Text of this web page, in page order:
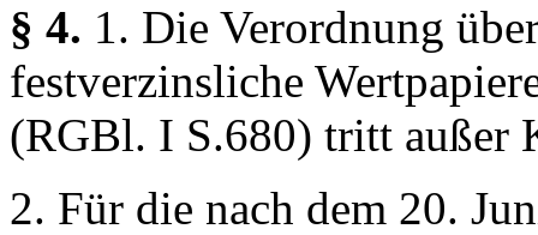
§ 4. 1. Die Verordnung
festverzinsliche
(RGBl. I S.680) tritt außer
2. Für die nach dem 20.